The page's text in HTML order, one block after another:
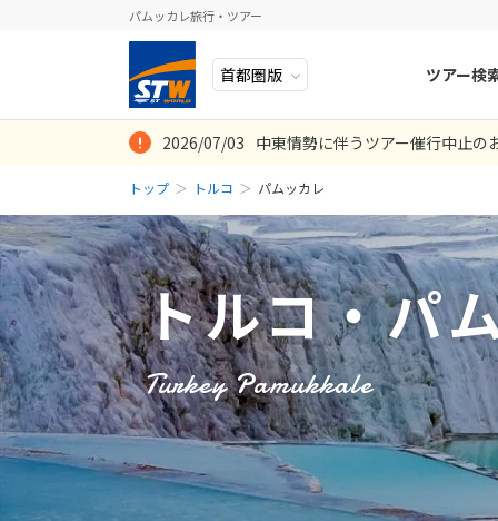
パムッカレ旅行・ツアー
ツアー検
ヨーロッパ
中近東・トルコ
アフリカ
アジア
ロシア・中央アジア
アメリカ・カナダ
中南米・カリブ海
モルディブ・他インド洋
太平洋地域
イタリア
ベルギー
スイス
ポーランド
スウェー
ラトビア
スロヴェ
北マケド
人気のテーマ
お得な旅
誰と行く？
目的
秋旅
2026/07/03 中東情勢に伴うツアー催行中止の
トップ トルコ パムッカレ
トルコ・パ
Turkey Pamukkale
日 月
2
3
9
10
16
17
23
24
30
31
投稿日：2019-
のも良かったで
シュを訪れるこ
買わずに出にく
物を最初から紹
機が満席で延泊
めて行きたいと
投稿日：2019-
ドさんに説明し
ヤのローカルレ
ィケイブホテル
少しだけ残念だ
販売タイム。も
ールにない「絨
一苦労。約1時
た。どちらもガ
た「巧妙な販売
に、悪気がな
投稿日：2018-